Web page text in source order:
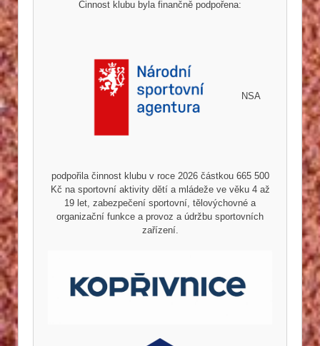
Činnost klubu byla finančně podpořena:
NSA
podpořila činnost klubu v roce 2026 částkou 665 500
Kč na sportovní aktivity dětí a mládeže ve věku 4 až
19 let, zabezpečení sportovní, tělovýchovné a
organizační funkce a provoz a údržbu sportovních
zařízení.